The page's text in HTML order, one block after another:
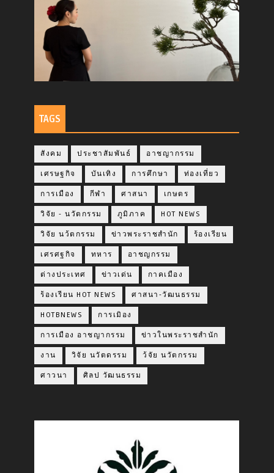
TAGS
สังคม ประชาสัมพันธ์ อาชญากรรม
เศรษฐกิจ บันเทิง การศึกษา ท่องเที่ยว
การเมือง กีฬา ศาสนา เกษตร
วิจัย - นวัตกรรม ภูมิภาค HOT NEWS
วิจัย นว้ตกรรม ข่าวพระราชสำนัก ร้องเรียน
เศรศฐกิจ ทหาร อาชญกรรม
ต่างประเทศ ข่าวเด่น กาคเมือง
ร้องเรียน HOT NEWS ศาสนา-วัฒนธรรม
HOTBNEWS การเมิอง
การเมือง อาชญากรรม ข่าวในพระราชสำนัก
งาน วิจัย นวัตดรรม ว้จัย นวัตกรรม
ศาวนา ศิลป วัฒนธรรม